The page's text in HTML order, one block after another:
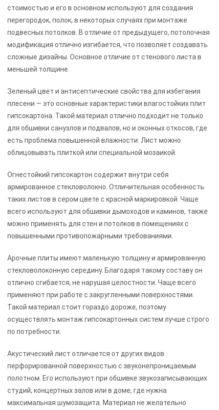
стоимостью и его в основном используют для создания
перегородок, полок, в некоторых случаях при монтаже
подвесных потолков. В отличие от предыдущего, потолочная
модификация отлично изгибается, что позволяет создавать
сложные дизайны. Основное отличие от стенового листа в
меньшей толщине.
Зеленый цвет и антисептические свойства для избегания
плесени — это основные характеристики влагостойких плит
гипсокартона. Такой материал отлично подходит не только
для обшивки санузлов и подвалов, но и оконных откосов, где
есть проблема повышенной влажности. Лист можно
облицовывать плиткой или специальной мозаикой.
Огнестойкий гипсокартон содержит внутри себя
армированное стекловолокно. Отличительная особенность
таких листов в сером цвете с красной маркировкой. Чаще
всего используют для обшивки дымоходов и каминов, также
можно применять для стен и потолков в помещениях с
повышенными противопожарными требованиями.
Арочные плиты имеют маленькую толщину и армированную
стекловолоконную середину. Благодаря такому составу он
отлично сгибается, не нарушая целостности. Чаще всего
применяют при работе с закругленными поверхностями.
Такой материал стоит гораздо дороже, поэтому
осуществлять монтаж гипсокартонных систем лучше строго
по потребности.
Акустический лист отличается от других видов
перфорированной поверхностью с звуконепроницаемым
полотном. Его используют при обшивке звукозаписывающих
студий, концертных залов или в доме, где нужна
максимальная шумозащита. Материал не желательно